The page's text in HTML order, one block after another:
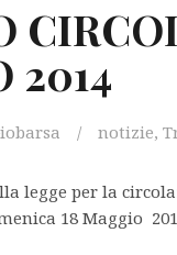
2014
notizie,
legge per la
18 Maggio